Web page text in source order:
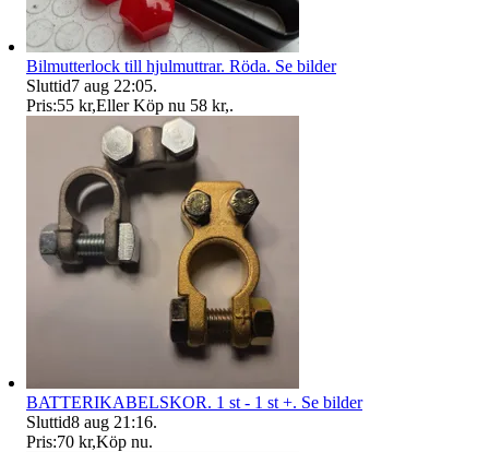
Bilmutterlock till hjulmuttrar. Röda. Se bilder
Sluttid7 aug 22:05.
Pris:55 kr,Eller Köp nu 58 kr,.
BATTERIKABELSKOR. 1 st - 1 st +. Se bilder
Sluttid8 aug 21:16.
Pris:70 kr,Köp nu.